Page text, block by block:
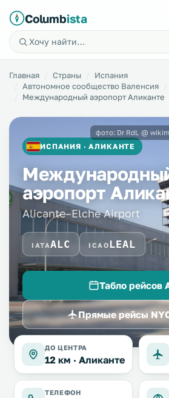
Columbista
Главная Страны
Испания
Автономное сообщество Валенсия
Международный аэропорт Аликанте
ИСПАНИЯ · АЛИКАНТЕ
аэропорт
Alicante–Elche Airport
IATAALC ICAO LEAL
Табло рейсов
Прямые рейсы
фото: Dr RdL @
ДО ЦЕНТРА
12 км · Аликанте
ТЕЛЕФОН